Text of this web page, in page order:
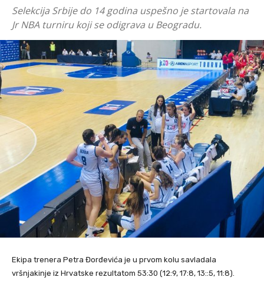
Selekcija Srbije do 14 godina uspešno je startovala na
Jr NBA turniru koji se odigrava u Beogradu.
Ekipa trenera Petra Đorđevića je u prvom kolu savladala
vršnjakinje iz Hrvatske rezultatom 53:30 (12:9, 17:8, 13::5, 11:8).